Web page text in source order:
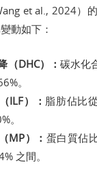
et al., 2024）
動如下：
（DHC）： 碳水化
。
ILF）： 脂肪佔比
。
MP）： 蛋白質佔
之間。